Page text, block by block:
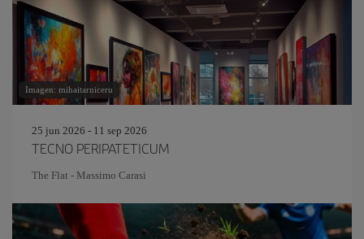
Imagen: mihaitarniceru
25 jun 2026 - 11 sep 2026
TECNO PERIPATETICUM
The Flat - Massimo Carasi